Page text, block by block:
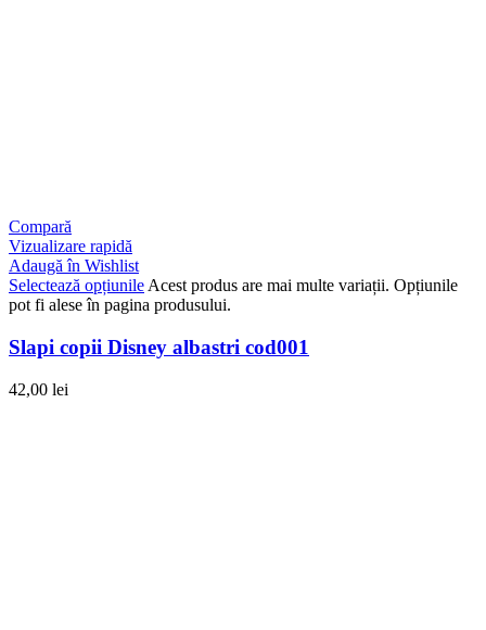
Compară
Vizualizare rapidă
Adaugă în Wishlist
Selectează opțiunileAcest produs are mai multe variații. Opțiunile
pot fi alese în pagina produsului.
Slapi copii Disney albastri cod001
42,00 lei